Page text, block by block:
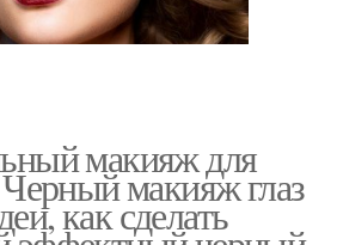
макияж для
макияж глаз
как сделать